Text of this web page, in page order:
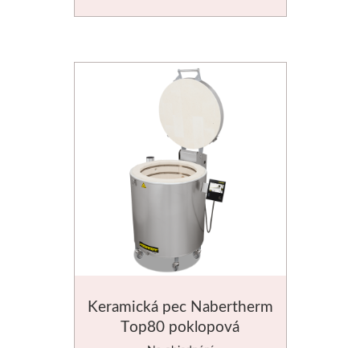
Stubai
Řezbářská dláta
Rydla
Olej
Akvarel
Tempery
Uni Posca
Keramická pec Nabertherm
Top80 poklopová